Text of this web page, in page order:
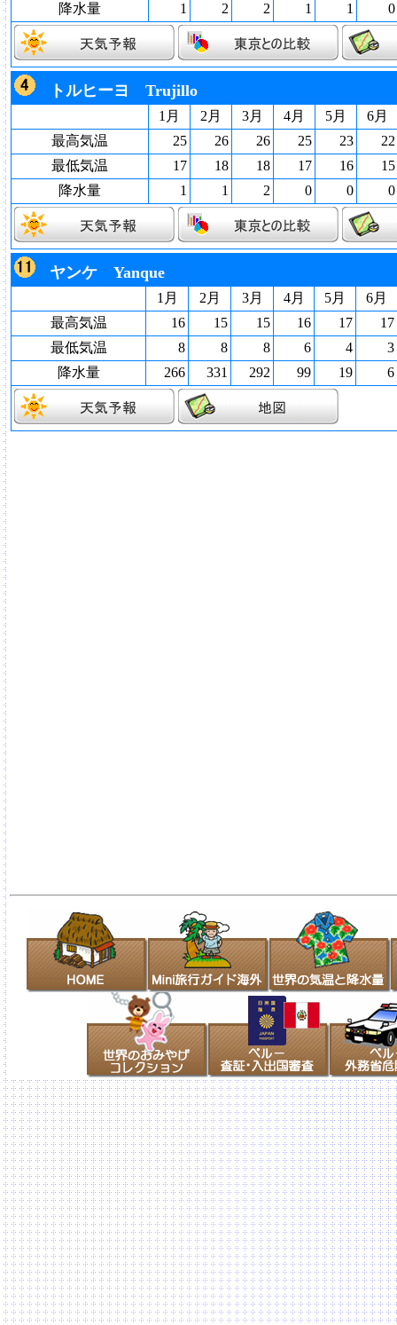
降水量 1 2 2 1 1 0
トルヒーヨ Trujillo
1月 2月 3月 4月 5月
6月
最高気温
25 26 26 25 23
22
最低気温
17 18 18 17 16
15
降水量
1 1 2 0 0 0
ヤンケ Yanque
1月 2月 3月 4月 5月
6月
最高気温
16 15 15 16 17
17
最低気温
8 8 8 6 4
3
降水量
266 331 292 99 19 6